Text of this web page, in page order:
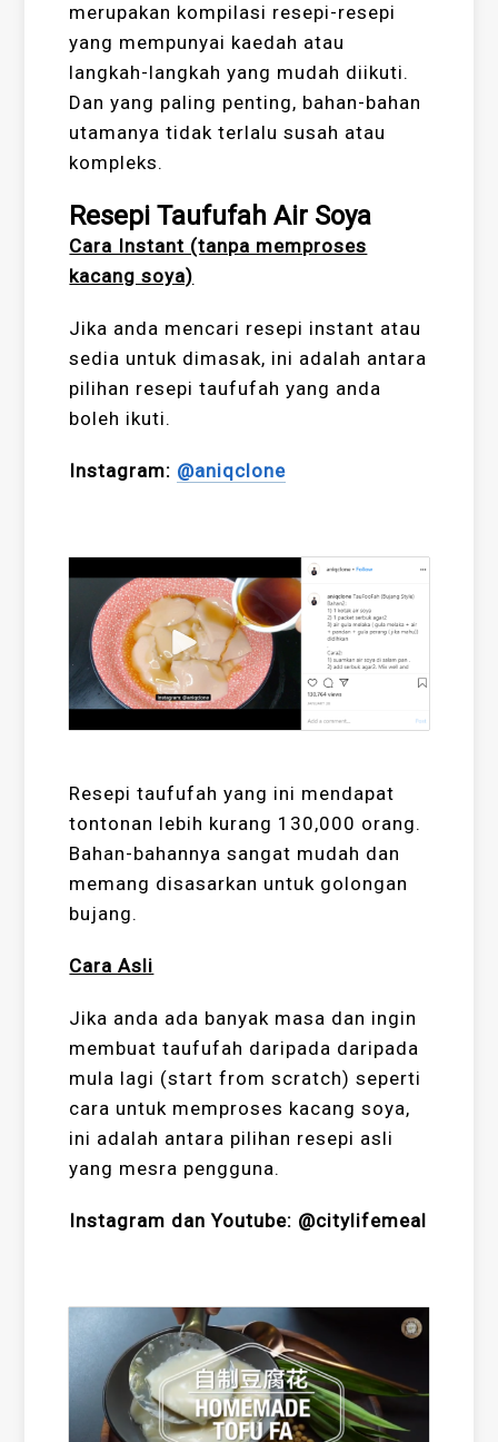
merupakan kompilasi resepi-resepi
yang mempunyai kaedah atau
langkah-langkah yang mudah diikuti.
Dan yang paling penting, bahan-bahan
utamanya tidak terlalu susah atau
kompleks.
Resepi Taufufah Air Soya
Cara Instant (tanpa memproses
kacang soya)
Jika anda mencari resepi instant atau
sedia untuk dimasak, ini adalah antara
pilihan resepi taufufah yang anda
boleh ikuti.
Instagram: @aniqclone
Resepi taufufah yang ini mendapat
tontonan lebih kurang 130,000 orang.
Bahan-bahannya sangat mudah dan
memang disasarkan untuk golongan
bujang.
Cara Asli
Jika anda ada banyak masa dan ingin
membuat taufufah daripada daripada
mula lagi (start from scratch) seperti
cara untuk memproses kacang soya,
ini adalah antara pilihan resepi asli
yang mesra pengguna.
Instagram dan Youtube: @citylifemeal